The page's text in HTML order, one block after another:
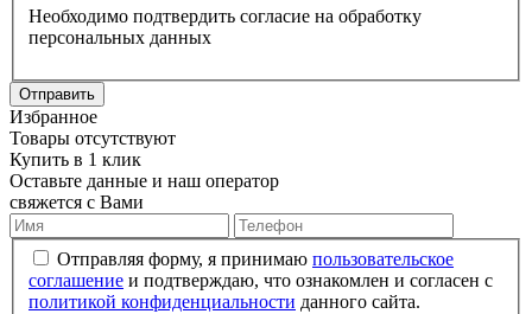
Необходимо подтвердить согласие на обработку
персональных данных
Отправить
Избранное
Товары отсутствуют
Купить в 1 клик
Оставьте данные и наш оператор
свяжется с Вами
Отправляя форму, я принимаю пользовательское
соглашение и подтверждаю, что ознакомлен и согласен с
политикой конфиденциальности данного сайта.